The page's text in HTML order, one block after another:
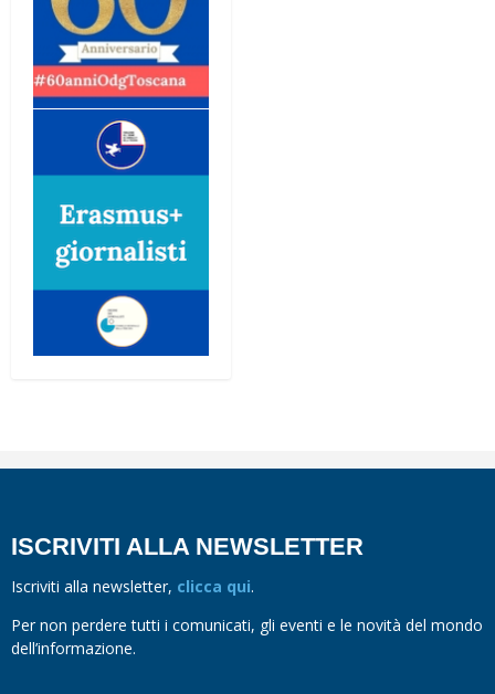
ISCRIVITI ALLA NEWSLETTER
Iscriviti alla newsletter, clicca qui.
Per non perdere tutti i comunicati, gli eventi e le novità del mondo
dell’informazione.